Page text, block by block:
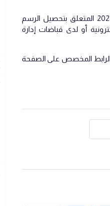
وأشار البلاغ للمديرية، أن قرار وزيرة الاقتصاد والمالية رقم 83.23 بتاريخ 10 يناير 2023 المتعلق بتحصيل الرسم
الصادرة ابتداء من فاتح مارس 2023 بطريقة إلكترونية أو لدى قباضات إدارة
الرابط المخصص على الصفحة